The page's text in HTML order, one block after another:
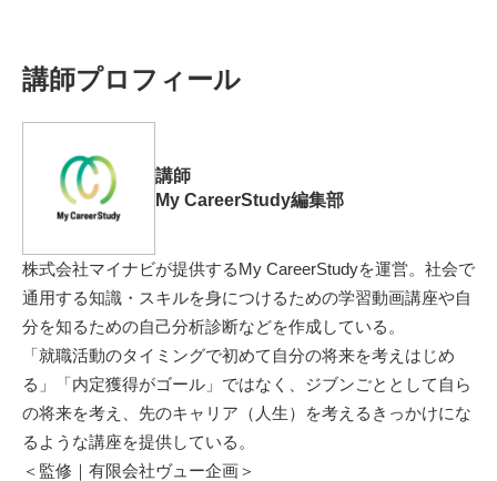
講師プロフィール
講師
My CareerStudy編集部
株式会社マイナビが提供するMy CareerStudyを運営。社会で
通用する知識・スキルを身につけるための学習動画講座や自
分を知るための自己分析診断などを作成している。
「就職活動のタイミングで初めて自分の将来を考えはじめ
る」「内定獲得がゴール」ではなく、ジブンごととして自ら
の将来を考え、先のキャリア（人生）を考えるきっかけにな
るような講座を提供している。
＜監修｜有限会社ヴュー企画＞